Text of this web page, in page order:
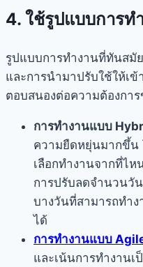
4. ใช้รูปแบบการท
รูปแบบการทำงานที่ทันสมั
และการนำมาปรับใช้ให้เ
ตอบสนองต่อความต้องกา
การทำงานแบบ
ความยืดหยุ่นมากขึ้น
เลือกทำงานจากที่ไห
การปรับลดจำนวนวั
บางวันที่สามารถทำ
ได้
การทำงานแบบ
และเน้นการทำงานเ